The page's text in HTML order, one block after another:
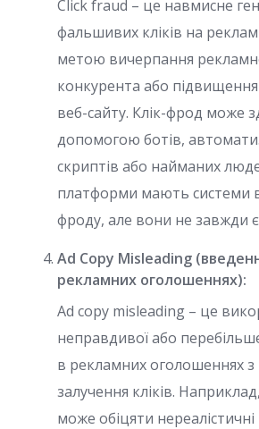
Click fraud – це навмисне
фальшивих кліків на
метою вичерпання
конкурента або
веб-сайту. Клік-фрод може
допомогою ботів,
скриптів або найманих
платформи мають системи
фроду, але вони не завжди
Ad Copy Misleading
рекламних оголошеннях):
Ad copy misleading – це
неправдивої або
в рекламних оголошеннях
залучення кліків.
може обіцяти